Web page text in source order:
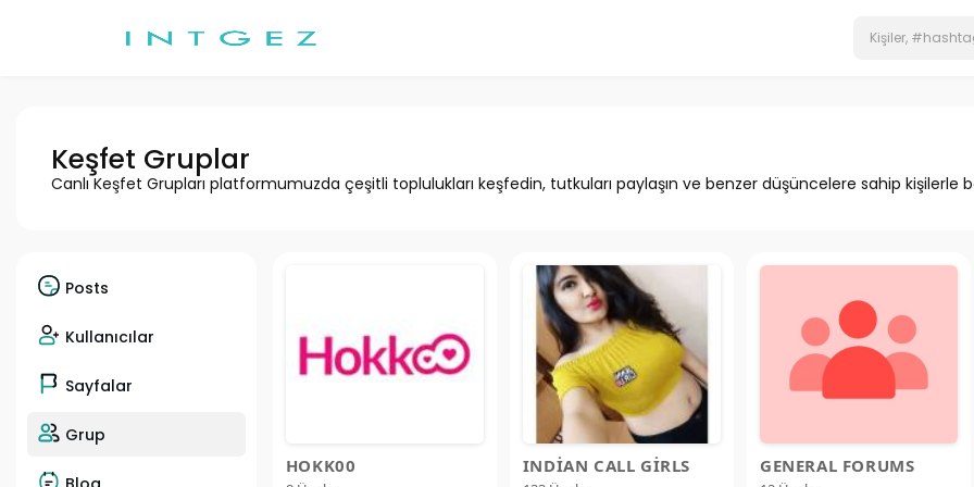
Keşfet Gruplar
Canlı Keşfet Grupları platformumuzda çeşitli toplulukları keşfedin, tutkuları paylaşın ve benzer düşüncelere sahip kişilerle
Posts
Kullanıcılar
Sayfalar
Grup
HOKK00 INDIAN CALL GIRLS GENERAL FORUMS